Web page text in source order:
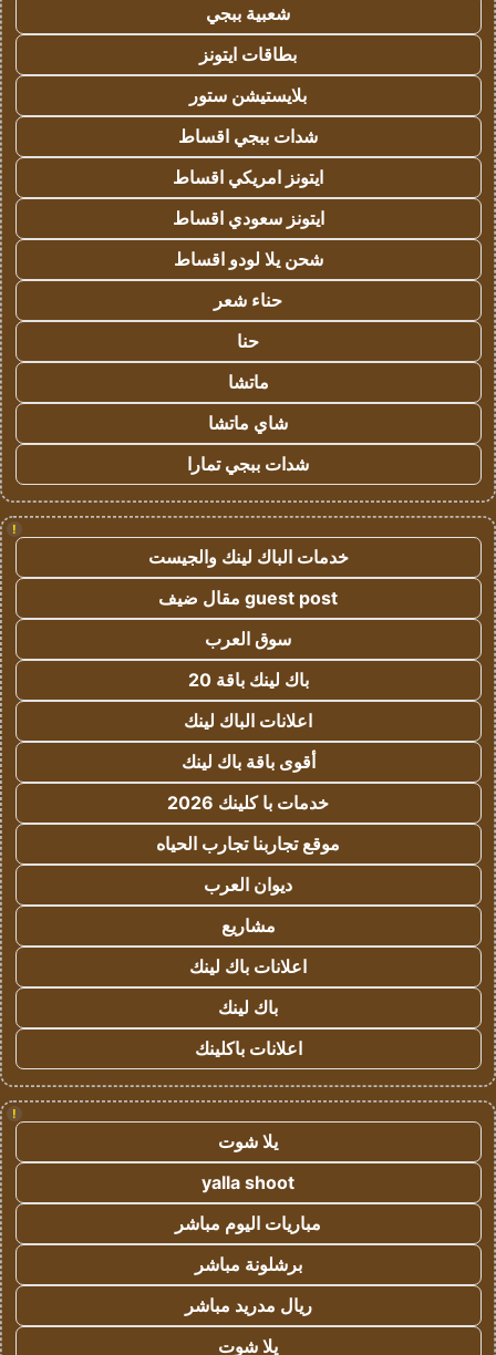
شعبية ببجي
بطاقات ايتونز
بلايستيشن ستور
شدات ببجي اقساط
ايتونز امريكي اقساط
ايتونز سعودي اقساط
شحن يلا لودو اقساط
حناء شعر
حنا
ماتشا
شاي ماتشا
شدات ببجي تمارا
!
خدمات الباك لينك والجيست
guest post مقال ضيف
سوق العرب
باك لينك باقة 20
اعلانات الباك لينك
أقوى باقة باك لينك
خدمات با كلينك 2026
موقع تجاربنا تجارب الحياه
ديوان العرب
مشاريع
اعلانات باك لينك
باك لينك
اعلانات باكلينك
!
يلا شوت
yalla shoot
مباريات اليوم مباشر
برشلونة مباشر
ريال مدريد مباشر
يلا شوت